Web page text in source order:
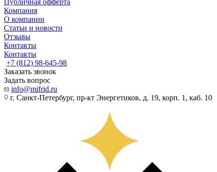
Публичная офферта
Компания
О компании
Статьи и новости
Отзывы
Контакты
Контакты
+7 (812) 98-645-98
Заказать звонок
Задать вопрос
info@mifrid.ru
г. Санкт-Петербург, пр-кт Энергетиков, д. 19, корп. 1, каб. 10